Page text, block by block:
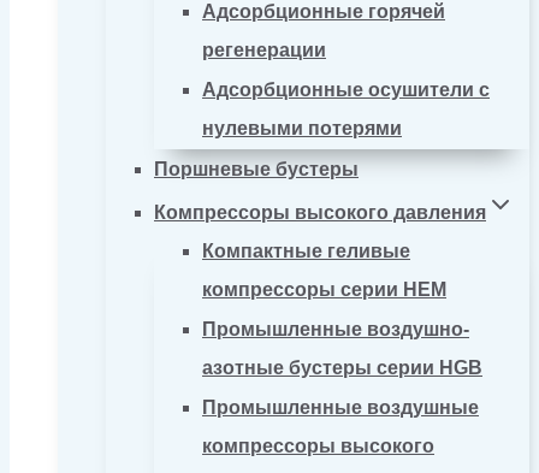
Адсорбционные горячей
регенерации
Адсорбционные осушители с
нулевыми потерями
Поршневые бустеры
Компрессоры высокого давления
Компактные геливые
компрессоры серии HEM
Промышленные воздушно-
азотные бустеры серии HGB
Промышленные воздушные
компрессоры высокого